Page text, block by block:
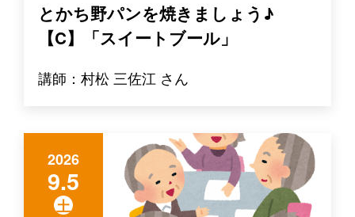
とかち野パンを焼きましょう♪
【C】「スイートブール」
講師：村松 三佐江 さん
2026
9.5
土